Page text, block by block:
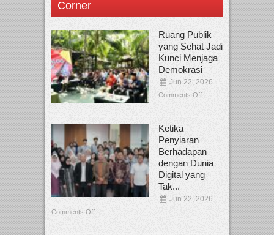
Corner
Ruang Publik
yang Sehat Jadi
Kunci Menjaga
Demokrasi
Jun 22, 2026
Comments Off
Ketika
Penyiaran
Berhadapan
dengan Dunia
Digital yang
Tak...
Jun 22, 2026
Comments Off